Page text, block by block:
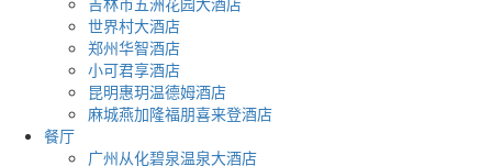
世界村大酒店
郑州华智酒店
小可君享酒店
昆明惠玥温德姆酒店
麻城燕加隆福朋喜来登酒店
餐厅
广州从化碧泉温泉大酒店